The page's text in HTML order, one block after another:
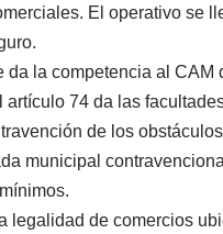
El operativo se
da la competencia al
74 da las
de los
municipal
legalidad de comercios